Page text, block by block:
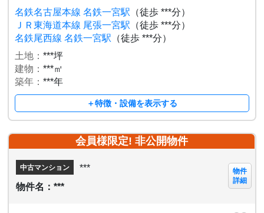
名鉄名古屋本線 名鉄一宮駅 （徒歩 ***分）
ＪＲ東海道本線 尾張一宮駅 （徒歩 ***分）
名鉄尾西線 名鉄一宮駅 （徒歩 ***分）
土地：***坪
建物：***㎡
築年：***年
＋特徴・設備を表示する
会員様限定! 非公開物件
中古マンション
***
物件名：***
物件
詳細